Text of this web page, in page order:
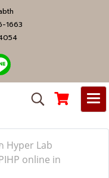
1663
Hyper Lab
online in